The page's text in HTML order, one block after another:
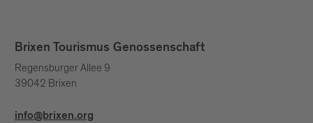
Brixen Tourismus Genossenschaft
Regensburger Allee 9
39042 Brixen
info@brixen.org